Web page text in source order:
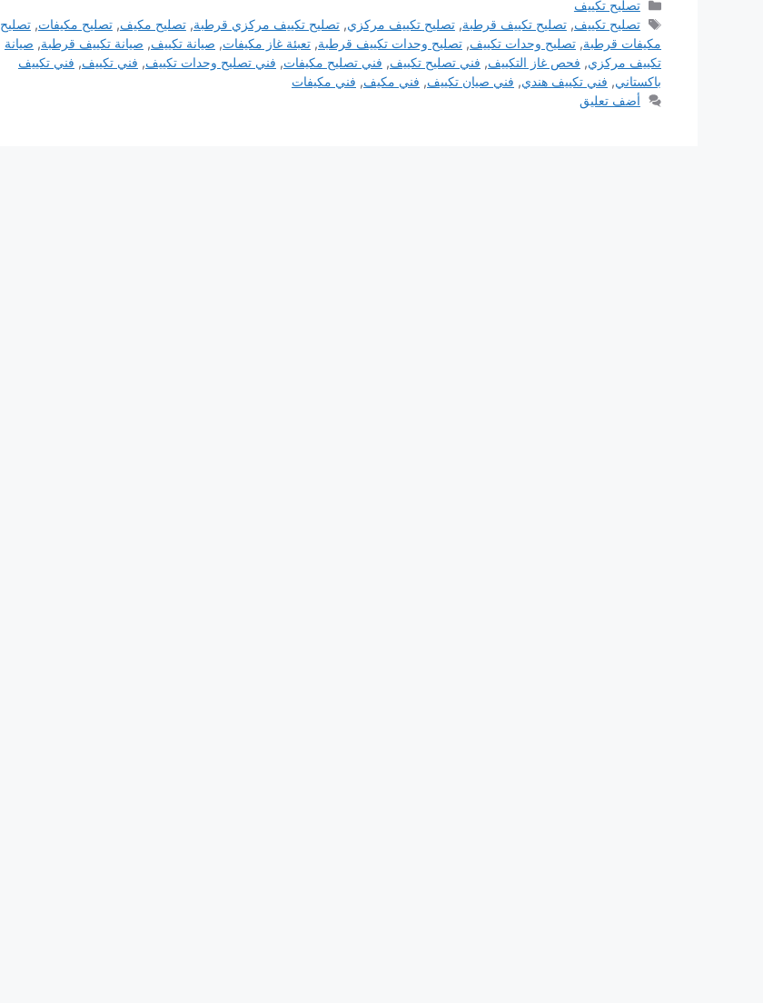
التصنيفات
تصليح تكييف
الوسوم
تصليح تكييف,تصليح تكييف قرطبة,تصليح تكييف مركزي,تصليح تكييف مركزي قرطبة,تصليح مكيف,تصليح مكيفات,تصليح
مكيفات قرطبة, تصليح وحدات تكييف, تصليح وحدات تكييف قرطبة, تعبئة غاز مكيفات, صيانة تكييف, صيانة تكييف قرطبة, صيانة
تكييف مركزي, فحص غاز التكييف, فني تصليح تكييف, فني تصليح مكيفات, فني تصليح وحدات تكييف, فني تكييف, فني تكييف
باكستاني, فني تكييف هندي, فني صيان تكييف, فني مكيف, فني مكيفات
أضف تعليق